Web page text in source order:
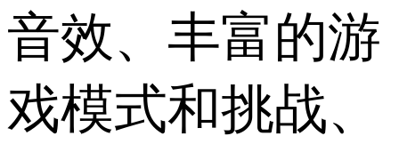
音效、丰富的游
戏模式和挑战、